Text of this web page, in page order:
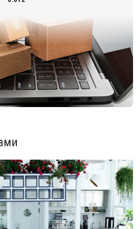
вариантов материала и
обращайтесь к нашим